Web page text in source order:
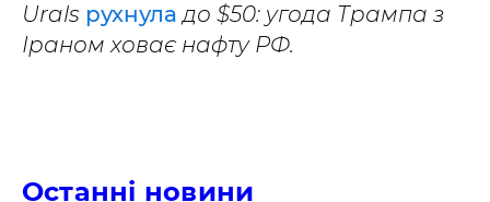
Urals рухнула до $50: угода Трампа з
Іраном ховає нафту РФ.
Останні новини